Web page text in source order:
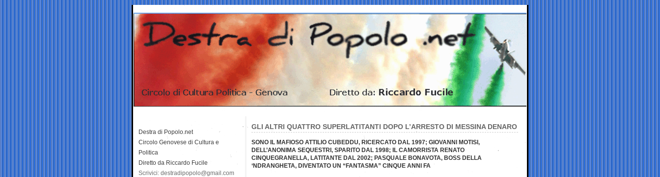
GLI ALTRI QUATTRO SUPERLATITANTI DOPO L’ARRESTO DI MESSINA DENARO
SONO IL MAFIOSO ATTILIO CUBEDDU, RICERCATO DAL 1997; GIOVANNI MOTISI,
DELL’ANONIMA SEQUESTRI, SPARITO DAL 1998; IL CAMORRISTA RENATO
CINQUEGRANELLA, LATITANTE DAL 2002; PASQUALE BONAVOTA, BOSS DELLA
‘NDRANGHETA, DIVENTATO UN “FANTASMA” CINQUE ANNI FA
Destra di Popolo.net
Circolo Genovese di Cultura e
Politica
Diretto da Riccardo Fucile
Scrivici: destradipopolo@gmail.com